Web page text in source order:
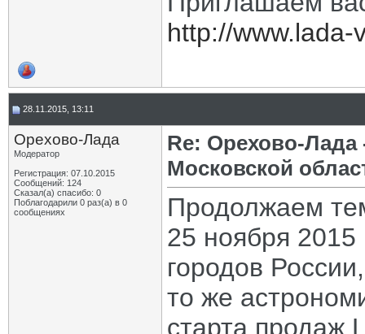
http://www.lada-
28.11.2015, 13:11
Орехово-Лада
Модератор
Регистрация: 07.10.2015
Сообщений: 124
Сказал(а) спасибо: 0
Поблагодарили 0 раз(а) в 0
сообщениях
Re: Орехово-
Московской
Продолжаем
25 ноября 2015
городов
то же
старта продаж